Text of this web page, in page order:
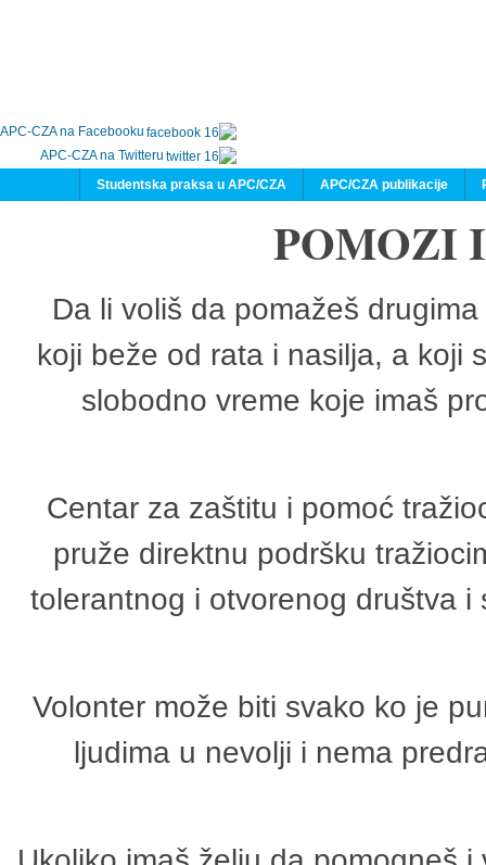
APC-CZA na Facebooku
APC-CZA na Twitteru
APC/CZA publikacije
Studentska praksa u APC/CZA
POMOZI
Da li voliš da pomažeš
koji beže od rata i nasilja, a koji
slobodno vreme koje imaš
Centar za zaštitu i pomoć
pruže direktnu podršku
tolerantnog i otvorenog društva
Volonter može biti svako ko je
ljudima u nevolji i nema